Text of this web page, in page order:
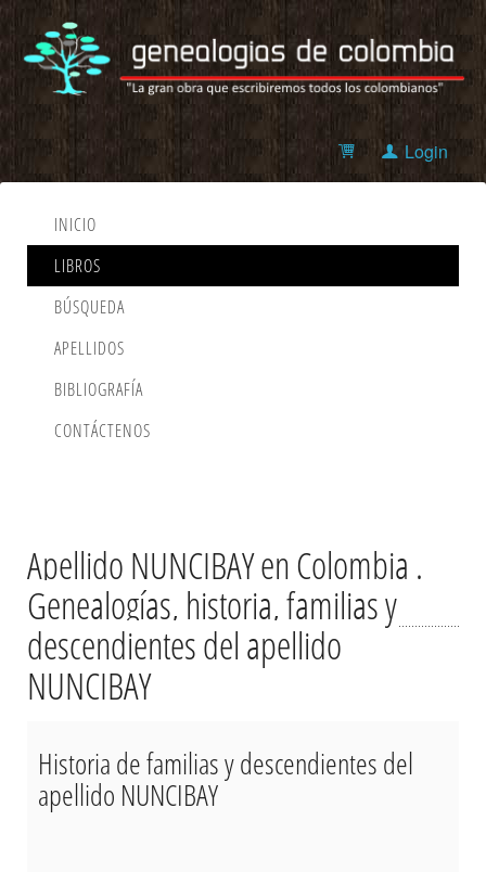
Login
INICIO
LIBROS
BÚSQUEDA
APELLIDOS
BIBLIOGRAFÍA
CONTÁCTENOS
Apellido NUNCIBAY en Colombia .
Genealogías, historia, familias y
descendientes del apellido
NUNCIBAY
Historia de familias y descendientes del
apellido NUNCIBAY